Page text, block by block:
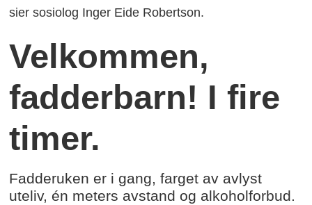
sier sosiolog Inger Eide Robertson.
Velkommen,
fadderbarn! I fire
timer.
Fadderuken er i gang, farget av avlyst
uteliv, én meters avstand og alkoholforbud.